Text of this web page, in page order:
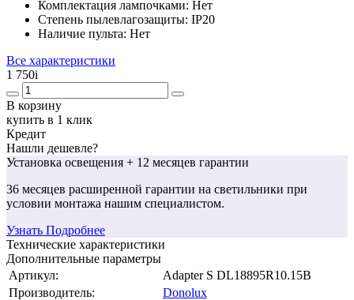
Комплектация лампочками: Нет
Степень пылевлагозащиты: IP20
Наличие пульта: Нет
Все характеристики
1 750i
В корзину
купить в 1 клик
Кредит
Нашли дешевле?
Установка освещения + 12 месяцев гарантии
36 месяцев расширенной гарантии на светильники при
условии монтажа нашим специалистом.
Узнать Подробнее
Технические характеристики
Дополнительные параметры
Артикул:
Adapter S DL18895R10.15B
Производитель:
Donolux